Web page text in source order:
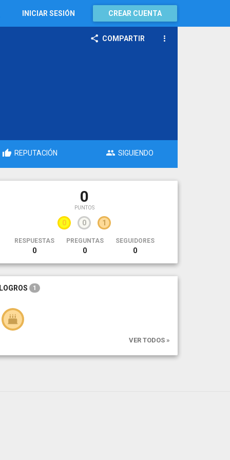
INICIAR SESIÓN CREAR CUENTA
COMPARTIR
REPUTACIÓN SIGUIENDO
0
PUNTOS
0 0 1
RESPUESTAS
0
PREGUNTAS
0
SEGUIDORES
0
LOGROS 1
VER TODOS »